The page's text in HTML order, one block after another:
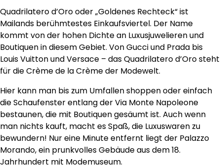
Quadrilatero d’Oro oder „Goldenes Rechteck“ ist
Mailands berühmtestes Einkaufsviertel. Der Name
kommt von der hohen Dichte an Luxusjuwelieren und
Boutiquen in diesem Gebiet. Von Gucci und Prada bis
Louis Vuitton und Versace – das Quadrilatero d’Oro steht
für die Crème de la Crème der Modewelt.
Hier kann man bis zum Umfallen shoppen oder einfach
die Schaufenster entlang der Via Monte Napoleone
bestaunen, die mit Boutiquen gesäumt ist. Auch wenn
man nichts kauft, macht es Spaß, die Luxuswaren zu
bewundern! Nur eine Minute entfernt liegt der Palazzo
Morando, ein prunkvolles Gebäude aus dem 18.
Jahrhundert mit Modemuseum.